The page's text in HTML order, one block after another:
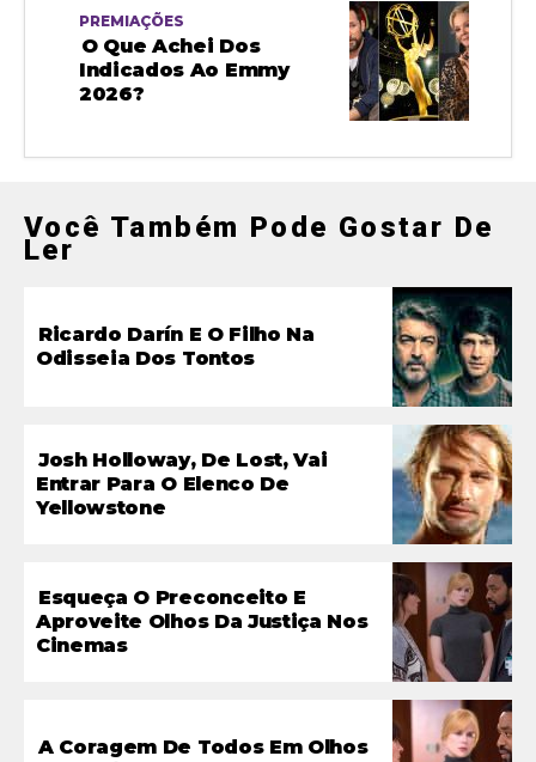
PREMIAÇÕES
O Que Achei Dos
Indicados Ao Emmy
2026?
Você Também Pode Gostar De
Ler
Ricardo Darín E O Filho Na
Odisseia Dos Tontos
Josh Holloway, De Lost, Vai
Entrar Para O Elenco De
Yellowstone
Esqueça O Preconceito E
Aproveite Olhos Da Justiça Nos
Cinemas
A Coragem De Todos Em Olhos